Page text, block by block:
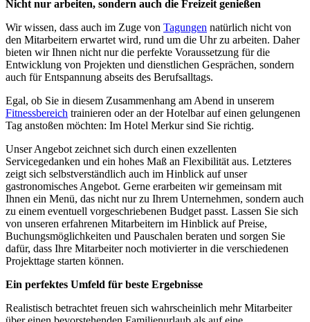
Nicht nur arbeiten, sondern auch die Freizeit genießen
Wir wissen, dass auch im Zuge von Tagungen natürlich nicht von
den Mitarbeitern erwartet wird, rund um die Uhr zu arbeiten. Daher
bieten wir Ihnen nicht nur die perfekte Voraussetzung für die
Entwicklung von Projekten und dienstlichen Gesprächen, sondern
auch für Entspannung abseits des Berufsalltags.
Egal, ob Sie in diesem Zusammenhang am Abend in unserem
Fitnessbereich trainieren oder an der Hotelbar auf einen gelungenen
Tag anstoßen möchten: Im Hotel Merkur sind Sie richtig.
Unser Angebot zeichnet sich durch einen exzellenten
Servicegedanken und ein hohes Maß an Flexibilität aus. Letzteres
zeigt sich selbstverständlich auch im Hinblick auf unser
gastronomisches Angebot. Gerne erarbeiten wir gemeinsam mit
Ihnen ein Menü, das nicht nur zu Ihrem Unternehmen, sondern auch
zu einem eventuell vorgeschriebenen Budget passt. Lassen Sie sich
von unseren erfahrenen Mitarbeitern im Hinblick auf Preise,
Buchungsmöglichkeiten und Pauschalen beraten und sorgen Sie
dafür, dass Ihre Mitarbeiter noch motivierter in die verschiedenen
Projekttage starten können.
Ein perfektes Umfeld für beste Ergebnisse
Realistisch betrachtet freuen sich wahrscheinlich mehr Mitarbeiter